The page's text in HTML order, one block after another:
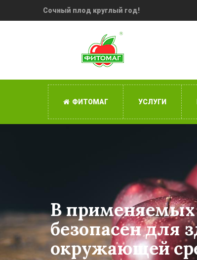
Сочный плод круглый год!
ФИТОМАГ УСЛУГИ
В применяемых
безопасен для
окружающей